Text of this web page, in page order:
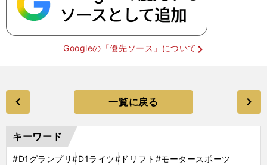
Googleの「優先ソース」について
一覧に戻る
キーワード
#D1グランプリ#D1ライツ#ドリフト #モータースポーツ